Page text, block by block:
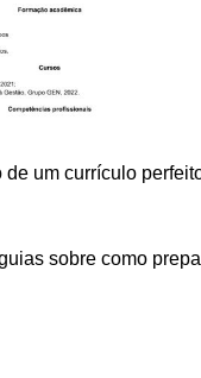
um currículo
sobre como